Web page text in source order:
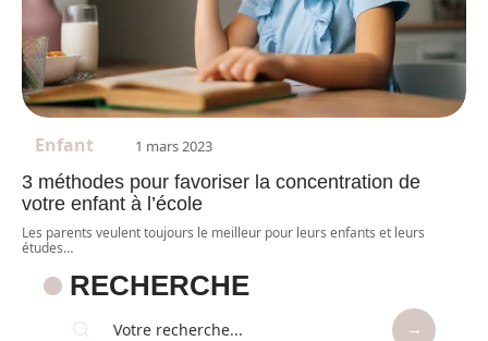
Enfant 1 mars 2023
3 méthodes pour favoriser la concentration de
votre enfant à l’école
Les parents veulent toujours le meilleur pour leurs enfants et leurs
études…
RECHERCHE